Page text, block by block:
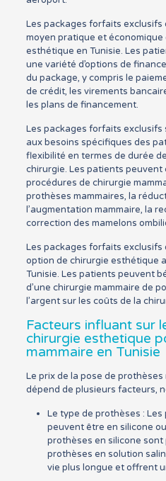
Les packages forfaits
moyen pratique et
esthétique en Tunisie. Les
une variété d’options de
du package, y compris le
de crédit, les virements
les plans de financement.
Les packages forfaits
aux besoins spécifiques des
flexibilité en termes de durée
chirurgie. Les patients peuvent
procédures de chirurgie
prothèses mammaires, la
l’augmentation mammaire, la
correction des mamelons
Les packages forfaits
option de chirurgie esthétique
Tunisie. Les patients peuvent
d’une chirurgie mammaire de
l’argent sur les coûts de la
Facteurs influant sur
chirurgie esthetique
mammaire en Tunisie
Le prix de la pose de prothèses
dépend de plusieurs facteurs,
Le type de prothèses :
peuvent être en silicone
prothèses en silicone sont
prothèses en solution
vie plus longue et offrent